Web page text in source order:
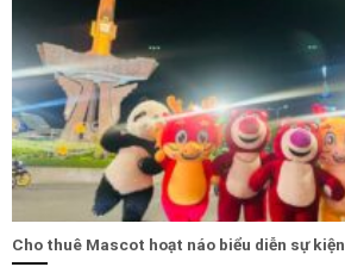
Cho thuê Mascot hoạt náo biểu diễn sự kiện